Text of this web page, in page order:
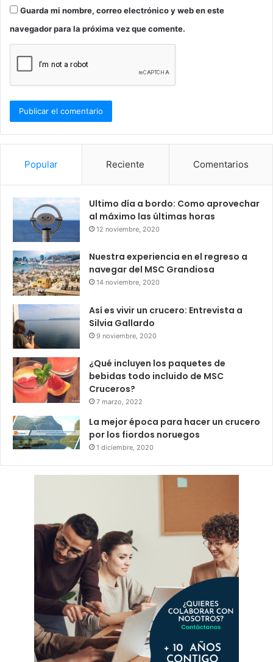
Guarda mi nombre, correo electrónico y web en este
navegador para la próxima vez que comente.
Popular Reciente Comentarios
Ultimo día a bordo: Como aprovechar
al máximo las últimas horas
12 noviembre, 2020
Nuestra experiencia en el regreso a
navegar del MSC Grandiosa
14 noviembre, 2020
Así es vivir un crucero: Entrevista a
Silvia Gallardo
9 noviembre, 2020
¿Qué incluyen los paquetes de
bebidas todo incluido de MSC
Cruceros?
7 marzo, 2022
La mejor época para hacer un crucero
por los fiordos noruegos
1 diciembre, 2020